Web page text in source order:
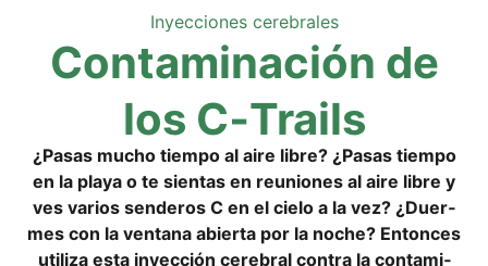
Inyeccio­nes cerebrales
Con­ta­mi­nación de
los C‑Trails
¿Pasas mucho tiem­po al aire lib­re? ¿Pasas tiem­po
en la playa o te sien­tas en reunio­nes al aire lib­re y
ves vari­os send­e­ros C en el cie­lo a la vez? ¿Duer­
mes con la ven­ta­na abier­ta por la noche? Enton­ces
uti­li­za esta inyección cere­bral con­tra la con­ta­mi­